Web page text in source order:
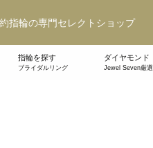
指輪の専門セレクトショップ
指輪を探す
ブライダルリング
ダイヤモンド
Jewel Seven厳選